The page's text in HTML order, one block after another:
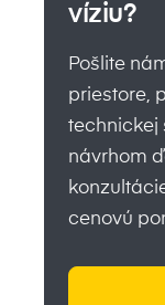
víziu?
Pošlite
priestore,
technickej
návrhom
cenovú